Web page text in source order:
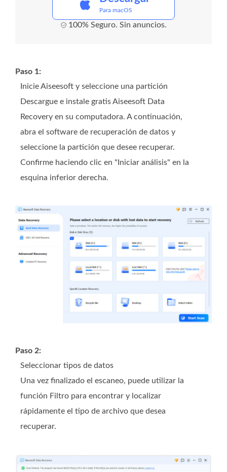
Para macOS
100% Seguro. Sin anuncios.
Paso 1:
Inicie Aiseesoft y seleccione una partición
Descargue e instale gratis Aiseesoft Data
Recovery en su computadora. A continuación,
abra el software de recuperación de datos y
seleccione la partición que desee recuperar.
Confirme haciendo clic en "Iniciar análisis" en la
esquina inferior derecha.
Paso 2:
Seleccionar tipos de datos
Una vez finalizado el escaneo, puede utilizar la
función Filtro para encontrar y localizar
rápidamente el tipo de archivo que desea
recuperar.